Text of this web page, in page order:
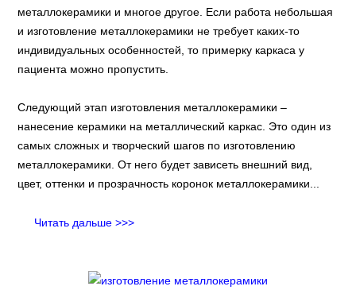
металлокерамики и многое другое. Если работа небольшая
и изготовление металлокерамики не требует каких-то
индивидуальных особенностей, то примерку каркаса у
пациента можно пропустить.
Следующий этап изготовления металлокерамики –
нанесение керамики на металлический каркас. Это один из
самых сложных и творческий шагов по изготовлению
металлокерамики. От него будет зависеть внешний вид,
цвет, оттенки и прозрачность коронок металлокерамики...
Читать дальше >>>